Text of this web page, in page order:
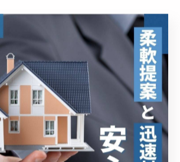
必要書類と手続きポイント
を利用するには、確定申告時に多くの
必要があります。主な書類として
明する戸籍謄本や遺産分割協議書、不
明書、家屋の耐震基準適合証明書など
は、まず売却契約締結後に必要書類